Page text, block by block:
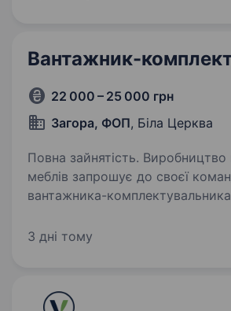
Вантажник-
22 000 – 25 000 грн
Загора, ФОП, Біла Церква
Повна зайнятість. Виробництво корпусних
меблів запрошує до своєї
вантажника-
атмосферою і можливістю
3 дні тому